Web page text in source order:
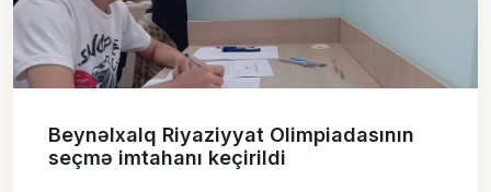
Beynəlxalq Riyaziyyat Olimpiadasının
seçmə imtahanı keçirildi